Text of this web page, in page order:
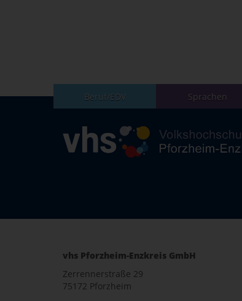
Beruf/EDV Sprachen
vhs Pforzheim-Enzkreis GmbH
Zerrennerstraße 29
75172 Pforzheim